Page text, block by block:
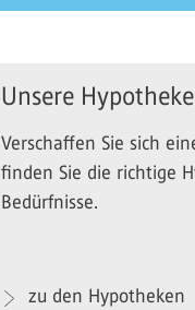
Unsere
Verschaffen Sie sich
finden Sie die richtige
Bedürfnisse.
zu den Hypotheken